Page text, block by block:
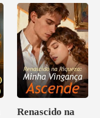
Renascido na